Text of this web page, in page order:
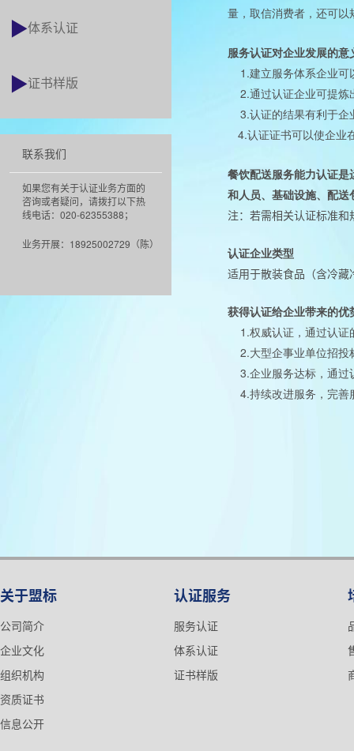
体系认证
证书样版
联系我们
如果您有关于认证业务方面的
咨询或者疑问，请拨打以下热
线电话：020-62355388；
业务开展：18925002729（陈）
量，取信消费者，还可以
服务认证对企业发展的意
1.建立服务体系企业可
2.通过认证企业可提炼
3.认证的结果有利于企
4.认证证书可以使企业
餐饮配送服务能力认证是
和人员、基础设施、配送
注：若需相关认证标准
认证企业类型
适用于散装食品（含冷
获得认证给企业带来的优
1.权威认证，通过认证
2.大型企事业单位招投
3.企业服务达标，通过
4.持续改进服务，完善
关于盟标
公司简介
企业文化
组织机构
资质证书
信息公开
认证服务
服务认证
体系认证
证书样版